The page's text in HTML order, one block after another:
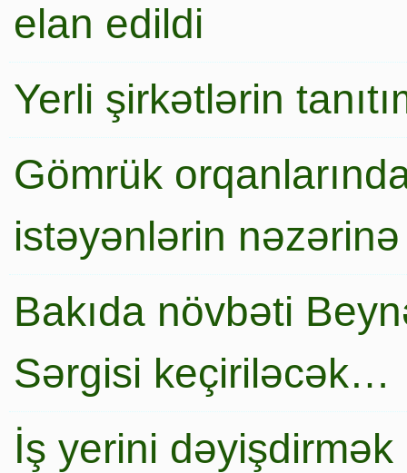
elan edildi
Yerli şirkətlərin
Gömrük
istəyənlərin nəzərinə
Bakıda növbəti
Sərgisi keçiriləcək…
İş yerini